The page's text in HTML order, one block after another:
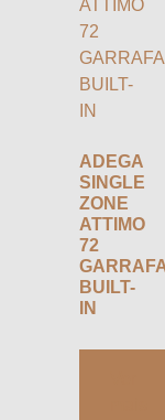
ADEGA
SINGLE
ZONE
ATTIMO
72
BUILT-
IN